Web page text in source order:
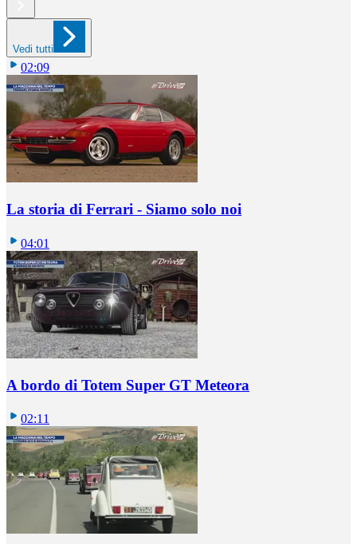
Vedi tutti
02:09
La storia di Ferrari - Siamo solo noi
04:01
A bordo di Totem Super GT Meteora
02:11